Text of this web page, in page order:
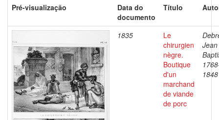
Pré-visualização
Data do
documento
Título
1835
Le
chirurgien
nègre.
Boutique
d'un
marchand
de viande
de porc
Jean
1848